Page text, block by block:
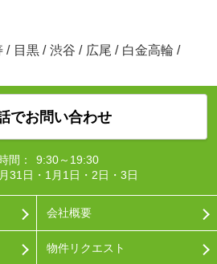
/ 目黒 / 渋谷 / 広尾 / 白金高輪 /
でお問い合わせ
間：
9:30～19:30
31日・1月1日・2日・3日
会社概要
物件リクエスト